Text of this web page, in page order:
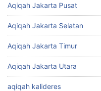
Aqiqah Jakarta Pusat
Aqiqah Jakarta Selatan
Aqiqah Jakarta Timur
Aqiqah Jakarta Utara
aqiqah kalideres